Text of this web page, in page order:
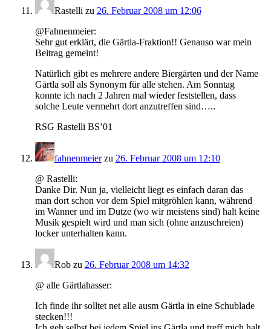
Rastelli zu 26. Februar 2008 um 12:06
@Fahnenmeier:
Sehr gut erklärt, die Gärtla-Fraktion!! Genauso war mein
Beitrag gemeint!
Natürlich gibt es mehrere andere Biergärten und der Name
Gärtla soll als Synonym für alle stehen. Am Sonntag
konnte ich nach 2 Jahren mal wieder feststellen, dass
solche Leute vermehrt dort anzutreffen sind…..
RSG Rastelli BS’01
fahnenmeierzu 26. Februar 2008 um 12:10
@ Rastelli:
Danke Dir. Nun ja, vielleicht liegt es einfach daran das
man dort schon vor dem Spiel mitgröhlen kann, während
im Wanner und im Dutze (wo wir meistens sind) halt keine
Musik gespielt wird und man sich (ohne anzuschreien)
locker unterhalten kann.
Robzu 26. Februar 2008 um 14:32
@ alle Gärtlahasser:
Ich finde ihr solltet net alle ausm Gärtla in eine Schublade
stecken!!!